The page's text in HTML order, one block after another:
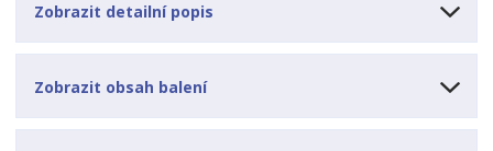
Zobrazit detailní popis
Zobrazit obsah balení